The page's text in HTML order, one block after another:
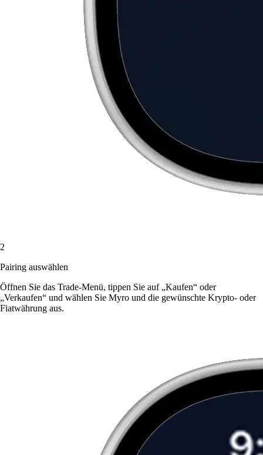
2
Pairing auswählen
Öffnen Sie das Trade-Menü, tippen Sie auf „Kaufen“ oder
„Verkaufen“ und wählen Sie Myro und die gewünschte Krypto- oder
Fiatwährung aus.